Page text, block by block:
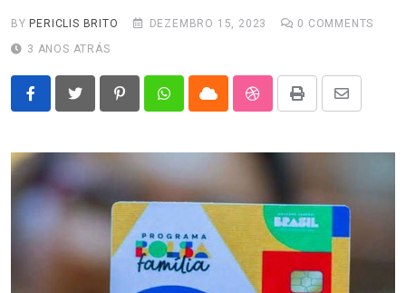
BY PERICLIS BRITO DEZEMBRO 15, 2023 0 COMMENTS
3 ANOS ATRÁS
PinterestWhatsappCloud StumbleUpon
Print
Share
Email